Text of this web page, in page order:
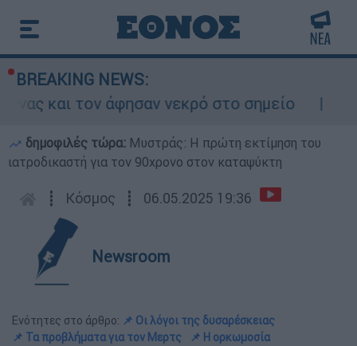
BREAKING NEWS:
τον άφησαν νεκρό στο σημείο
Δίωξη
δημοφιλές τώρα: Μυστράς: Η πρώτη εκτίμηση του
ιατροδικαστή για τον 90χρονο στον καταψύκτη
┋ Κόσμος ┋ 06.05.2025 19:36
Newsroom
Ενότητες στο άρθρο: 📌 Οι λόγοι της δυσαρέσκειας
📌 Τα προβλήματα για τον Μερτς
📌 Η ορκωμοσία